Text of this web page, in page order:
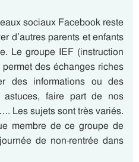
sociaux Facebook reste
d’autres parents et enfants
Le groupe IEF (instruction
des échanges riches
des informations ou des
astuces, faire part de nos
Les sujets sont très variés.
membre de ce groupe de
de non-rentrée dans